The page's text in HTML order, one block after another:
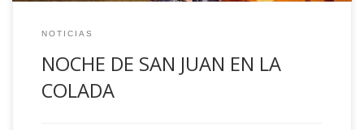
NOTICIAS
NOCHE DE SAN JUAN EN LA
COLADA